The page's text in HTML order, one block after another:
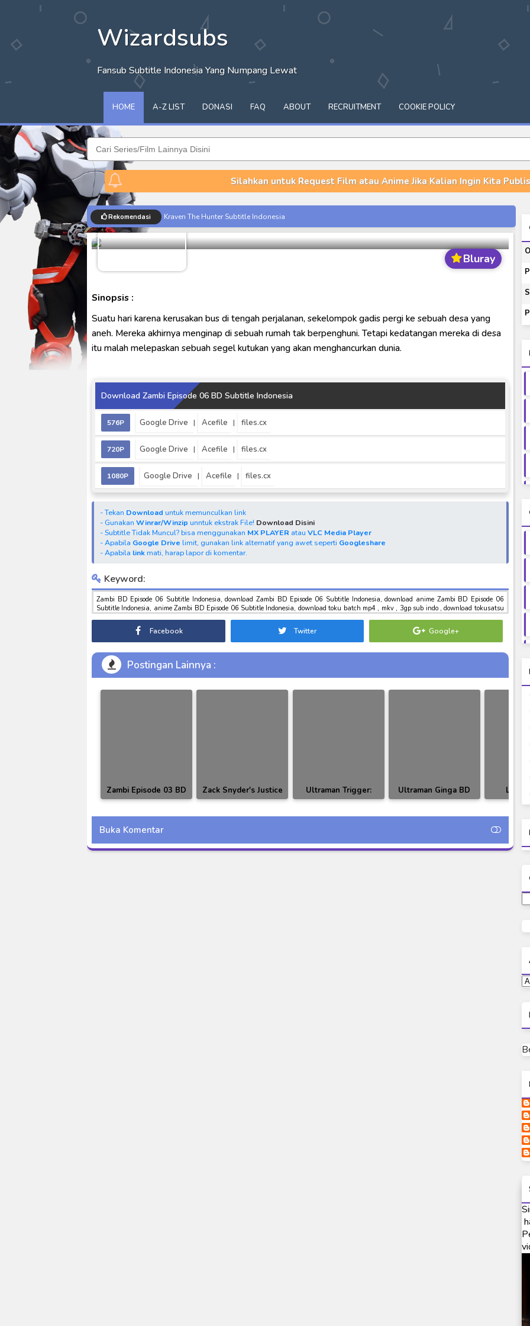
Wizardsubs
Fansub Subtitle Indonesia Yang Numpang Lewat
HOME A-Z LIST DONASI FAQ ABOUT RECRUITMENT COOKIE POLICY
Silahkan untuk Request Film atau Anime Jika Kalian Ingin Kita
Rekomendasi
Kraven The Hunter Subtitle Indonesia
Spider-Noir Subtitle Indonesia
Ultraman Arc The Movie: The Clash of Light and Evil BD Subtitle Indonesia
Captain America: Brave New World BD Subtitle Indonesia
Ultraman Decker Finale: Journey to Beyond Subtitle Indonesia
Venom The Last Dance BD Subtitle Indonesia
Bluray
Zambi BD Episode 06 Subtitle Indonesia
Dorama Zambi
Sinopsis :
Suatu hari karena kerusakan bus di tengah perjalanan, sekelompok gadis pergi ke sebuah desa yang
aneh. Mereka akhirnya menginap di sebuah rumah tak berpenghuni. Tetapi kedatangan mereka di desa
itu malah melepaskan sebuah segel kutukan yang akan menghancurkan dunia.
Download Zambi Episode 06 BD Subtitle Indonesia
576P Google Drive | Acefile | files.cx
720P Google Drive | Acefile | files.cx
1080P Google Drive | Acefile | files.cx
- Tekan Download untuk memunculkan link
- Gunakan Winrar/Winzip unntuk ekstrak File! Download Disini
- Subtitle Tidak Muncul? bisa menggunakan MX PLAYER atau VLC Media Player
- Apabila Google Drive limit, gunakan link alternatif yang awet seperti Googleshare
- Apabila linkmati, harap lapor di komentar.
Keyword:
Zambi BD Episode 06 Subtitle Indonesia, download Zambi BD Episode 06 Subtitle Indonesia, download anime Zambi BD Episode 06
Subtitle Indonesia, anime Zambi BD Episode 06 Subtitle Indonesia, download toku batch mp4 , mkv , 3gp sub indo , download tokusatsu
Facebook Twitter Google+
Postingan Lainnya :
Zambi Episode 03 BD
Subtitle Indonesia
Zack Snyder's Justice
League BD Subtitle
Indonesia
Ultraman Trigger:
New Generation Tiga
BD Episode 01
Ultraman Ginga BD
Episode 02 Subtitle
Indonesia
Limit
Buka Komentar